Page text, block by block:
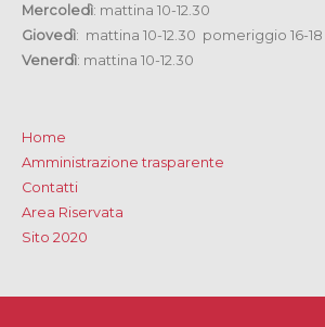
Mercoledì: mattina 10-12.30
Giovedì: mattina 10-12.30 pomeriggio 16-18
Venerdì: mattina 10-12.30
Home
Amministrazione trasparente
Contatti
Area Riservata
Sito 2020